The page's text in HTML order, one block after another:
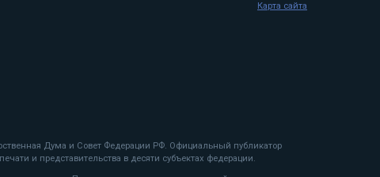
Дума и Совет Федерации РФ. Официальный публикатор
и представительства в десяти субъектах федерации.
Карта сайта